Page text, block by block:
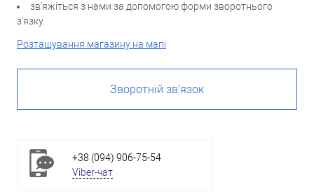
зв'яжіться з нами за допомогою форми зворотнього
з'язку.
Розташування магазину на мапі
Зворотній зв'язок
+38 (094) 906-75-54
Viber-чат